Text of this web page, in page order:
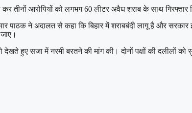
तीनों आरोपियों को लगभग 60 लीटर अवैध शराब के साथ गिरफ्तार
ने अदालत से कहा कि बिहार में शराबबंदी लागू है और
देखते हुए सजा में नरमी बरतने की मांग की। दोनों पक्षों की दलीलों